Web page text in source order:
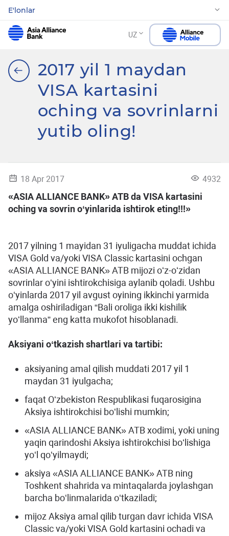
E'lonlar
UZ
2017 yil 1 maydan
VISA kartasini
oching va sovrinlarni
yutib oling!
18 Apr 2017 4932
«ASIA ALLIANCE BANK» ATB da VISA kartasini
oching va sovrin oʻyinlarida ishtirok eting!!!»
2017 yilning 1 mayidan 31 iyuligacha muddat ichida
VISA Gold va/yoki VISA Classic kartasini ochgan
«ASIA ALLIANCE BANK» ATB mijozi oʻz-oʻzidan
sovrinlar oʻyini ishtirokchisiga aylanib qoladi. Ushbu
oʻyinlarda 2017 yil avgust oyining ikkinchi yarmida
amalga oshiriladigan “Bali oroliga ikki kishilik
yoʻllanma” eng katta mukofot hisoblanadi.
Aksiyani oʻtkazish shartlari va tartibi:
aksiyaning amal qilish muddati 2017 yil 1
maydan 31 iyulgacha;
faqat Oʻzbekiston Respublikasi fuqarosigina
Aksiya ishtirokchisi boʻlishi mumkin;
«ASIA ALLIANCE BANK» ATB xodimi, yoki uning
yaqin qarindoshi Aksiya ishtirokchisi boʻlishiga
yoʻl qoʻyilmaydi;
aksiya «ASIA ALLIANCE BANK» ATB ning
Toshkent shahrida va mintaqalarda joylashgan
barcha boʻlinmalarida oʻtkaziladi;
mijoz Aksiya amal qilib turgan davr ichida VISA
Classic va/yoki VISA Gold kartasini ochadi va